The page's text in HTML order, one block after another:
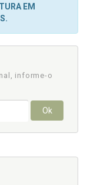
EM
informe-o
Ok